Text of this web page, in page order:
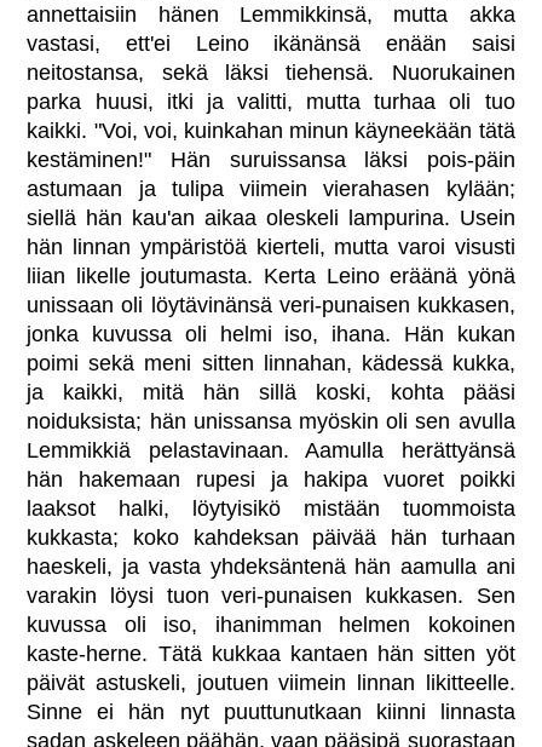
annettaisiin hänen Lemmikkinsä, mutta akka
vastasi, ett'ei Leino ikänänsä enään saisi
neitostansa, sekä läksi tiehensä. Nuorukainen
parka huusi, itki ja valitti, mutta turhaa oli tuo
kaikki. "Voi, voi, kuinkahan minun käyneekään tätä
kestäminen!" Hän suruissansa läksi pois-päin
astumaan ja tulipa viimein vierahasen kylään;
siellä hän kau'an aikaa oleskeli lampurina. Usein
hän linnan ympäristöä kierteli, mutta varoi visusti
liian likelle joutumasta. Kerta Leino eräänä yönä
unissaan oli löytävinänsä veri-punaisen kukkasen,
jonka kuvussa oli helmi iso, ihana. Hän kukan
poimi sekä meni sitten linnahan, kädessä kukka,
ja kaikki, mitä hän sillä koski, kohta pääsi
noiduksista; hän unissansa myöskin oli sen avulla
Lemmikkiä pelastavinaan. Aamulla herättyänsä
hän hakemaan rupesi ja hakipa vuoret poikki
laaksot halki, löytyisikö mistään tuommoista
kukkasta; koko kahdeksan päivää hän turhaan
haeskeli, ja vasta yhdeksäntenä hän aamulla ani
varakin löysi tuon veri-punaisen kukkasen. Sen
kuvussa oli iso, ihanimman helmen kokoinen
kaste-herne. Tätä kukkaa kantaen hän sitten yöt
päivät astuskeli, joutuen viimein linnan likitteelle.
Sinne ei hän nyt puuttunutkaan kiinni linnasta
sadan askeleen päähän, vaan pääsipä suorastaan